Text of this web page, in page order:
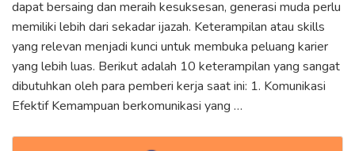
dapat bersaing dan meraih kesuksesan, generasi muda perlu
memiliki lebih dari sekadar ijazah. Keterampilan atau skills
yang relevan menjadi kunci untuk membuka peluang karier
yang lebih luas. Berikut adalah 10 keterampilan yang sangat
dibutuhkan oleh para pemberi kerja saat ini: 1. Komunikasi
Efektif Kemampuan berkomunikasi yang …